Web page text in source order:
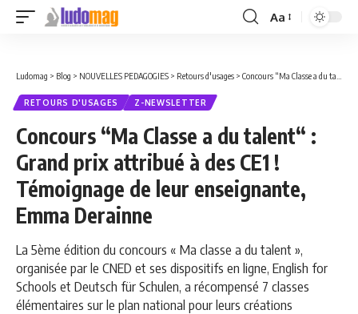
Font
Aa
Ludomag > Blog > NOUVELLES PEDAGOGIES > Retours d'usages > Concours “Ma Classe a du talent“ : Grand prix attribué à des CE1 ! Témoignage de leur enseignante, Emma Derainne
RETOURS D'USAGES Z-NEWSLETTER
Concours “Ma Classe a du talent“ :
Grand prix attribué à des CE1 !
Témoignage de leur enseignante,
Emma Derainne
La 5ème édition du concours « Ma classe a du talent »,
organisée par le CNED et ses dispositifs en ligne, English for
Schools et Deutsch für Schulen, a récompensé 7 classes
élémentaires sur le plan national pour leurs créations